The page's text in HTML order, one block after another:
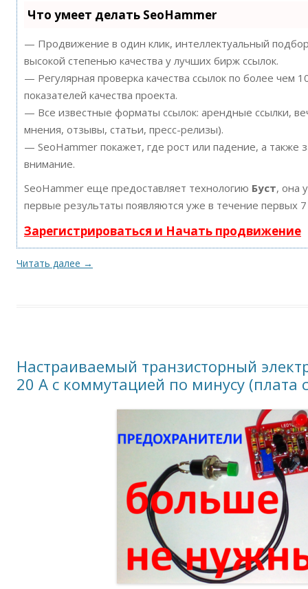
Что умеет делать SeoHammer
— Продвижение в один клик, интеллектуальный
высокой степенью качества у лучших бирж ссылок.
— Регулярная проверка качества ссылок по более чем
показателей качества проекта.
— Все известные форматы ссылок: арендные ссылки,
мнения, отзывы, статьи, пресс-релизы).
— SeoHammer покажет, где рост или падение, а также
внимание.
SeoHammer еще предоставляет технологию Буст, она
первые результаты появляются уже в течение первых
Зарегистрироваться и Начать продвижение
Читать далее →
Настраиваемый транзисторный
20 А с коммутацией по минусу (плата